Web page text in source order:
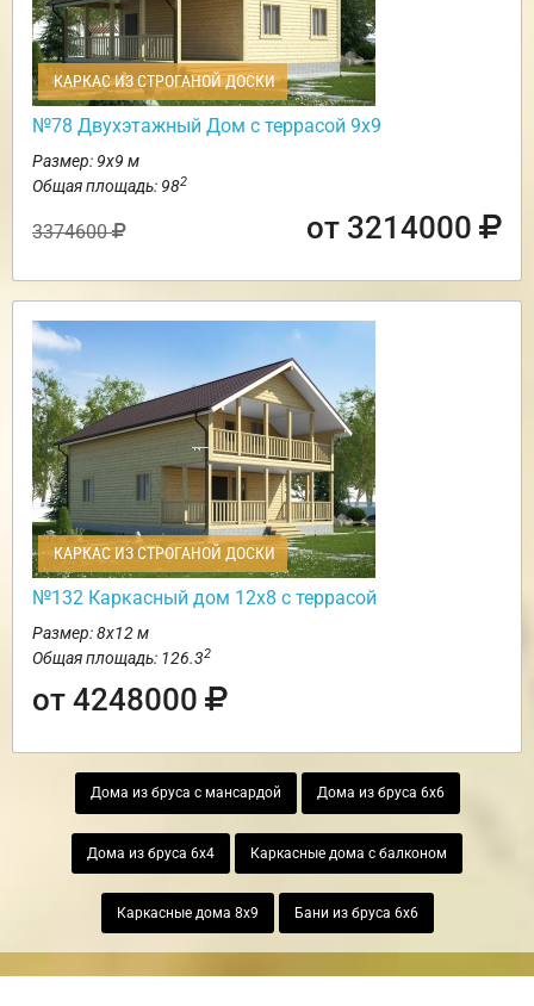
КАРКАС ИЗ СТРОГАНОЙ ДОСКИ
№78 Двухэтажный Дом с террасой 9х9
Размер: 9х9 м
Общая площадь: 982
3374600 от 3214000
КАРКАС ИЗ СТРОГАНОЙ ДОСКИ
№132 Каркасный дом 12х8 с террасой
Размер: 8х12 м
Общая площадь: 126.32
от 4248000
Дома из бруса с мансардой Дома из бруса 6х6
Дома из бруса 6х4 Каркасные дома с балконом
Каркасные дома 8х9 Бани из бруса 6х6